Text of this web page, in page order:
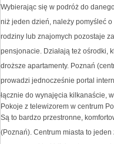
Wybierając się w podróż do
niż jeden dzień, należy pomyśleć
rodziny lub znajomych pozostaje
pensjonacie. Działają też ośrodki,
droższe apartamenty. Poznań
prowadzi jednocześnie portal
łącznie do wynajęcia kilkanaście,
Pokoje z telewizorem w centrum
Są to bardzo przestronne,
(Poznań). Centrum miasta to